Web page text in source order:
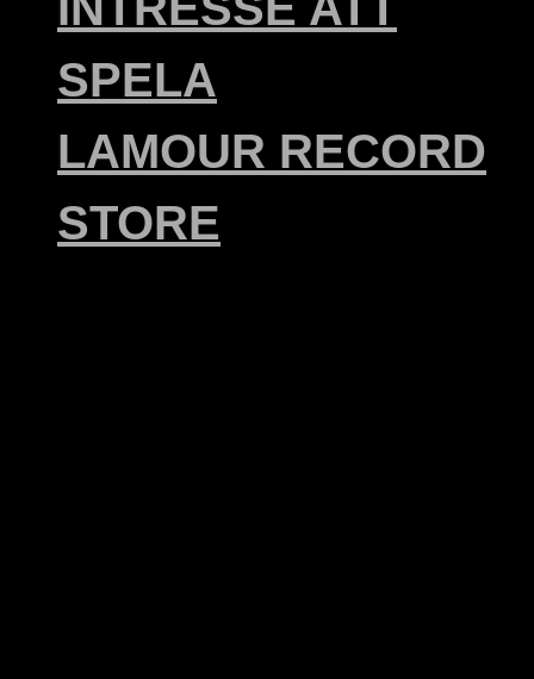
SPELA
LAMOUR RECORD
STORE